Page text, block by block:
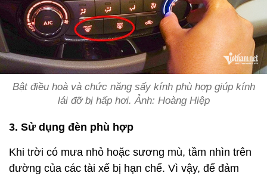
Bật điều hoà và chức năng sấy kính phù hợp giúp kính
lái đỡ bị hấp hơi. Ảnh: Hoàng Hiệp
3. Sử dụng đèn phù hợp
Khi trời có mưa nhỏ hoặc sương mù, tầm nhìn trên
đường của các tài xế bị hạn chế. Vì vậy, để đảm